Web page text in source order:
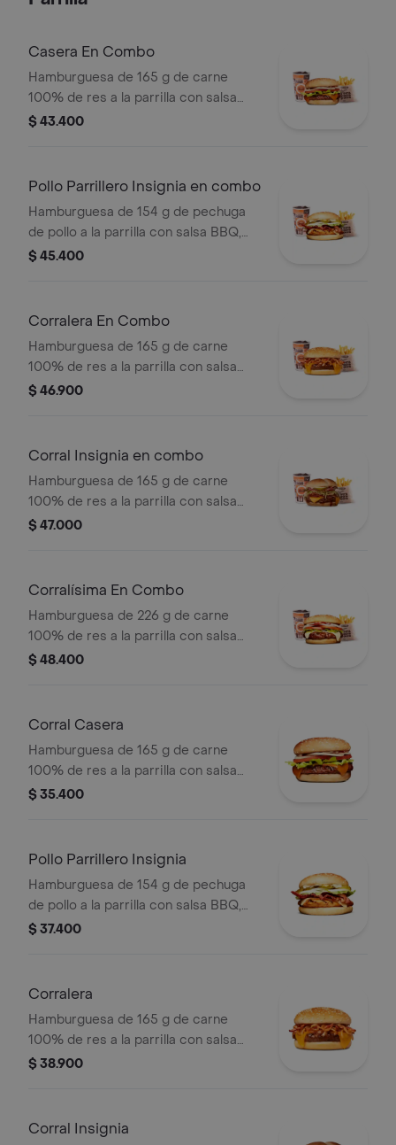
tomate y mostaza en pan papa
Casera En Combo
Hamburguesa de 165 g de carne
100% de res a la parrilla con salsa
bbq, queso americano, cebolla,
cascos) + bebida
$ 43.400
Pollo Parrillero Insignia en combo
Hamburguesa de 154 g de pechuga
de pollo a la parrilla con salsa BBQ,
tocineta, una tajada de queso tipo
pan papa + papas medianas (Corral o
$ 45.400
Corralera En Combo
Hamburguesa de 165 g de carne
100% de res a la parrilla con salsa
bbq, tocineta, queso americano,
bebida pet
$ 46.900
Corral Insignia en combo
Hamburguesa de 165 g de carne
100% de res a la parrilla con salsa
BBQ, tocineta, queso americano,
mostaza en pan papa + papas Corral
$ 47.000
Corralísima En Combo
Hamburguesa de 226 g de carne
100% de res a la parrilla con salsa
bbq, queso mozzarella, tomate,
pet
$ 48.400
Corral Casera
Hamburguesa de 165 g de carne
100% de res a la parrilla con salsa
bbq, queso americano, cebolla en
$ 35.400
Pollo Parrillero Insignia
Hamburguesa de 154 g de pechuga
de pollo a la parrilla con salsa BBQ,
tocineta, una tajada de queso tipo
pan papa
$ 37.400
Corralera
Hamburguesa de 165 g de carne
100% de res a la parrilla con salsa
bbq, tocineta, una tajada de queso
$ 38.900
Corral Insignia